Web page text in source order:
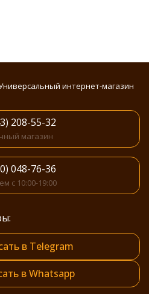
интернет-магазин
208-55-32
магазин
048-76-36
с 10:00-19:00
в Telegram
в Whatsapp